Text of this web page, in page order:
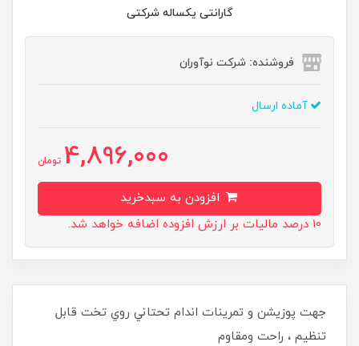
گارانتی یکساله شرکتی
فروشنده: شرکت نوآوران
آماده ارسال
4,896,000 تومان
10 درصد مالیات بر ارزش افزوده اضافه خواهد شد.
جهت پوزيشن و تمرينات اندام تحتاني روي تخت قابل
تنظيم ، راحت ومقاوم